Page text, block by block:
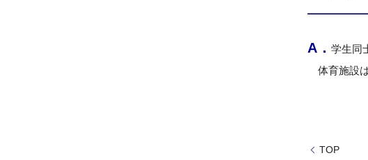
A． 学生同
体育施設
TOP